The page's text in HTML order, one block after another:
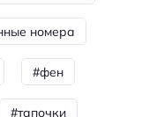
номера
#фен
#тапочки